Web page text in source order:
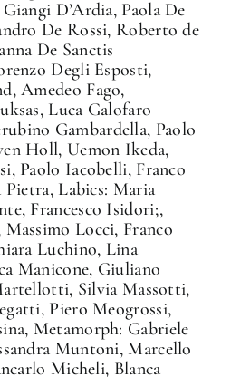
D’Ardia, Paola De
De Rossi, Roberto de
De Sanctis
Degli Esposti,
Amedeo Fago,
Luca Galofaro
Gambardella, Paolo
Holl, Uemon Ikeda,
Paolo Iacobelli, Franco
Labics: Maria
Francesco Isidori;,
Locci, Franco
Luchino, Lina
Manicone, Giuliano
Silvia Massotti,
Piero Meogrossi,
Metamorph: Gabriele
Muntoni, Marcello
Micheli, Blanca